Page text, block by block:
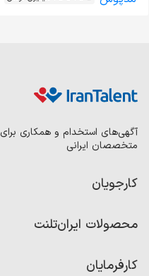
آگهی‌های استخدام و همکاری برای
متخصصان ایرانی
کارجویان
رزومه ساز
امتیاز شرکت‌ها
محصولات ایران‌تلنت
کارفرمایان